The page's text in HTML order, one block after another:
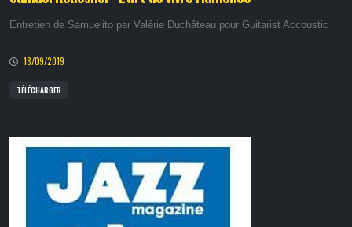
Entretien de Samuelito par Valérie Duchâteau pour Guitarist Accoustic
18/09/2019
TÉLÉCHARGER